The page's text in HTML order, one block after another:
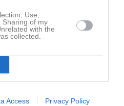
Use,
Sharing of my
with the
collected.
Access Privacy Policy
ert första album